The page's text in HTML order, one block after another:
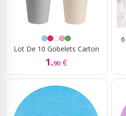
Lot De 10 Gobelets Carton
1.90 €